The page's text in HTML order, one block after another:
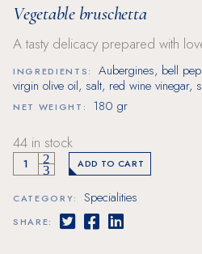
Vegetable bruschetta
A tasty delicacy prepared with
INGREDIENTS:
Aubergines, bell
virgin olive oil, salt, red wine vinegar,
NET WEIGHT: 180 gr
44 in stock
ADD TO CART
CATEGORY: Specialities
SHARE: